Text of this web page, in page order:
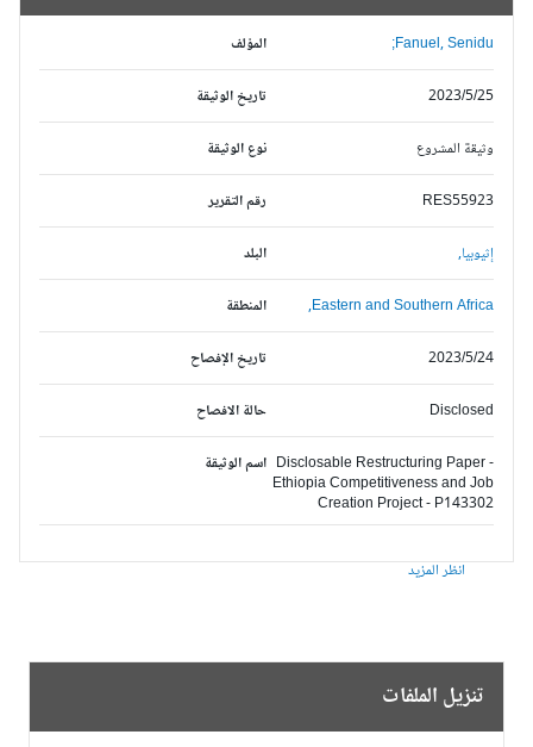
المؤلف Fanuel, Senidu;
تاريخ الوثيقة 2023/5/25
نوع الوثيقة وثيقة المشروع
رقم التقرير RES55923
البلد إثيوبيا,
المنطقة Eastern and Southern Africa,
تاريخ الإفصاح 2023/5/24
حالة الافصاح Disclosed
اسم الوثيقة Disclosable Restructuring Paper -
Ethiopia Competitiveness and Job
Creation Project - P143302
انظر المزيد
تنزيل الملفات